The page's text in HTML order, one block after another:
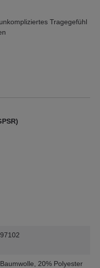
Tragegefühl
20% Polyester